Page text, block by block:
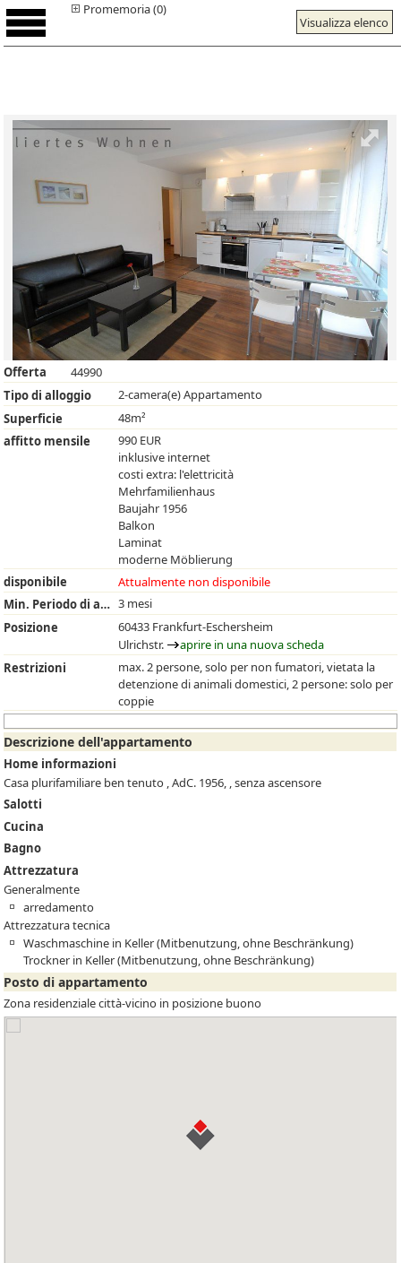
Visualizza elenco
Promemoria (0)
Offerta
44990
Tipo di alloggio
2-camera(e) Appartamento
Superficie
48m²
affitto mensile
990 EUR
inklusive internet
costi extra: l'elettricità
Mehrfamilienhaus
Baujahr 1956
Balkon
Laminat
moderne Möblierung
disponibile
Attualmente non disponibile
Min. Periodo di affitto 3 mesi
Posizione
60433 Frankfurt-Eschersheim
Ulrichstr.
aprire in una nuova scheda
Restrizioni
max. 2 persone, solo per non fumatori, vietata la
detenzione di animali domestici, 2 persone: solo per
coppie
Descrizione dell'appartamento
Home informazioni
Casa plurifamiliare ben tenuto , AdC. 1956, , senza ascensore
Salotti
Cucina
Bagno
Attrezzatura
Generalmente
arredamento
Attrezzatura tecnica
Waschmaschine in Keller (Mitbenutzung, ohne Beschränkung)
Trockner in Keller (Mitbenutzung, ohne Beschränkung)
Posto di appartamento
Zona residenziale città-vicino in posizione buono